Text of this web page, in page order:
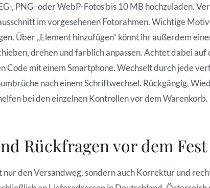
, PNG- oder WebP-Fotos bis 10 MB hochzuladen.
im vorgesehenen Fotorahmen. Wichtige
Über „Element hinzufügen“ könnt ihr außerdem
drehen und farblich anpassen. Achtet dabei auf
Code mit einem Smartphone. Wechselt durch jede
nach einem Schriftwechsel. Rückgängig,
bei den einzelnen Kontrollen vor dem Warenkorb.
Rückfragen vor dem
den Versandweg, sondern auch Korrektur und